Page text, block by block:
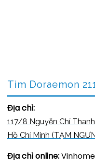
Tìm Doraemon
Địa chỉ:
117/8 Nguyễn Chí
Hồ Chí Minh (TẠM
Địa chỉ online: